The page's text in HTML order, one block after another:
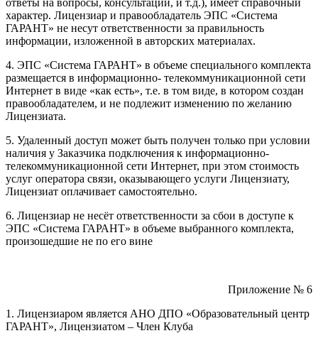
характер. Лицензиар и правообладатель ЭПС «Система
ГАРАНТ» не несут ответственности за правильность
информации, изложенной в авторских материалах.
4. ЭПС «Система ГАРАНТ» в объеме специального комплекта
размещается в информационно- телекоммуникационной сети
Интернет в виде «как есть», т.е. в том виде, в котором создан
правообладателем, и не подлежит изменению по желанию
Лицензиата.
5. Удаленный доступ может быть получен только при условии
наличия у Заказчика подключения к информационно-
телекоммуникационной сети Интернет, при этом стоимость
услуг оператора связи, оказывающего услуги Лицензиату,
Лицензиат оплачивает самостоятельно.
6. Лицензиар не несёт ответственности за сбои в доступе к
ЭПС «Система ГАРАНТ» в объеме выбранного комплекта,
произошедшие не по его вине
Приложение № 6
1. Лицензиаром является АНО ДПО «Образовательный центр
ГАРАНТ», Лицензиатом – Член Клуба